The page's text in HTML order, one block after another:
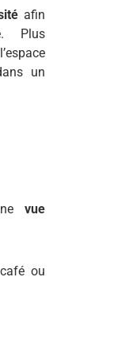
afin
Plus
un
vue
ou